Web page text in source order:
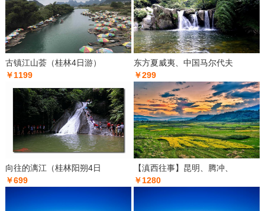
古镇江山荟（桂林4日游）
￥1199
东方夏威夷、中国马尔代夫
￥299
向往的漓江（桂林阳朔4日
￥699
【滇西往事】昆明、腾冲、
￥1280